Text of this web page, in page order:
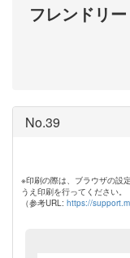
フレンドリ
No.39
※印刷の際は、ブラウザの設
うえ印刷を行ってください。
（参考URL: https://